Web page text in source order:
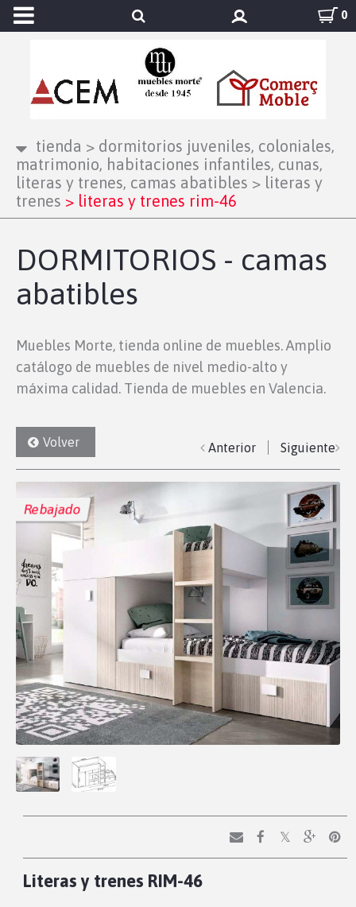
0
tienda > dormitorios juveniles, coloniales,
matrimonio, habitaciones infantiles, cunas,
literas y trenes, camas abatibles > literas y
trenes > literas y trenes rim-46
DORMITORIOS - camas
abatibles
Muebles Morte, tienda online de muebles. Amplio
catálogo de muebles de nivel medio-alto y
máxima calidad. Tienda de muebles en Valencia.
Volver Anterior Siguiente
Rebajado
Literas y trenes RIM-46